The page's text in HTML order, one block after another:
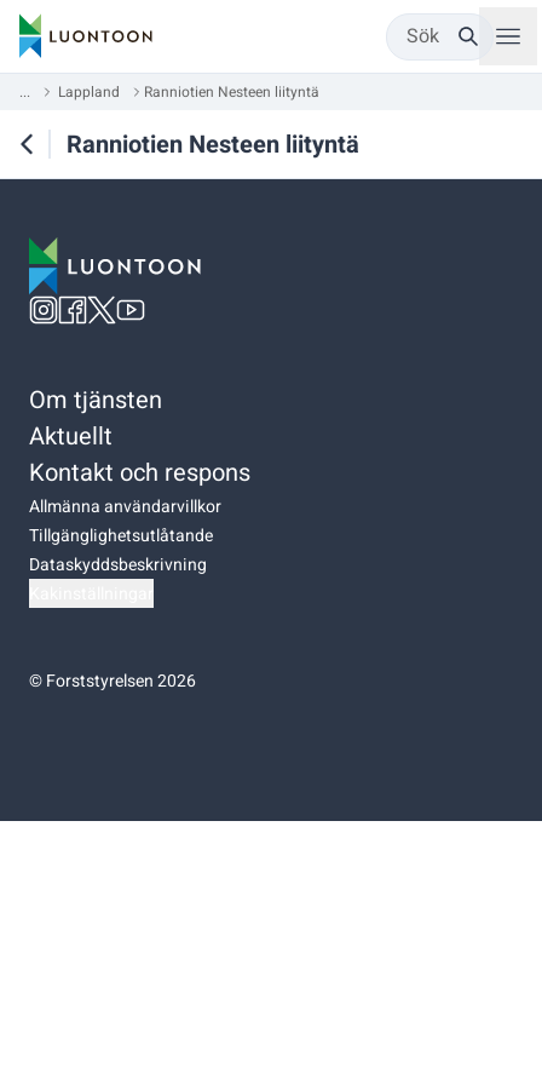
Sök
... Lappland Ranniotien Nesteen liityntä
Ranniotien Nesteen liityntä
Om tjänsten
Aktuellt
Kontakt och respons
Allmänna användarvillkor
Tillgänglighetsutlåtande
Dataskyddsbeskrivning
©Forststyrelsen 2026